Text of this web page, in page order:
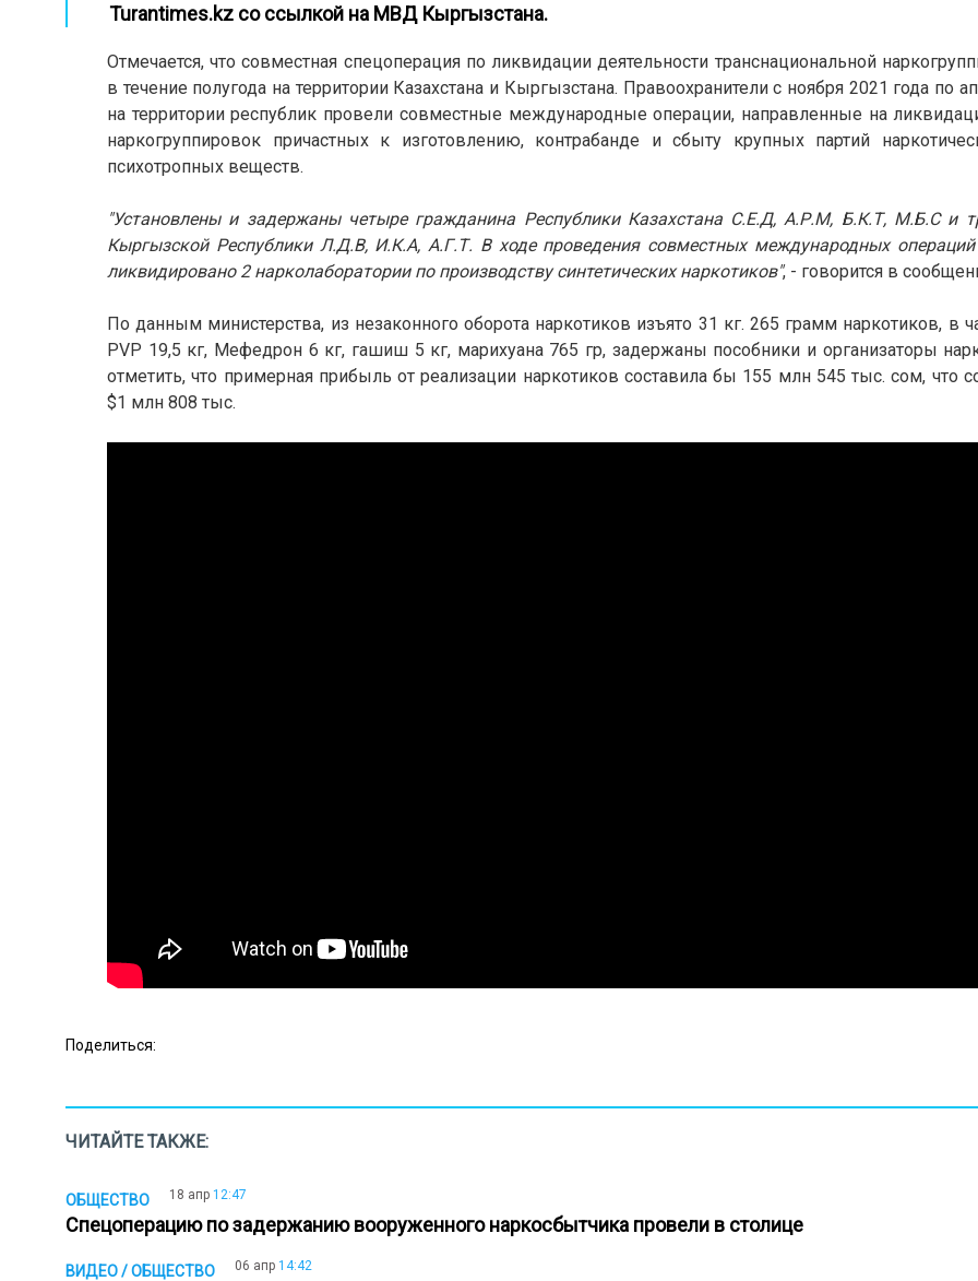
Turantimes.kz со ссылкой на МВД Кыргызстана.
Отмечается, что совместная спецоперация по ликвидации деятельности транснациональной
в течение полугода на территории Казахстана и Кыргызстана. Правоохранители с ноября 2021 года по
на территории республик провели совместные международные операции, направленные на
наркогруппировок причастных к изготовлению, контрабанде и сбыту крупных партий
психотропных веществ.
"Установлены и задержаны четыре гражданина Республики Казахстана С.Е.Д, А.Р.М, Б.К.Т, М.Б.С и
Кыргызской Республики Л.Д.В, И.К.А, А.Г.Т. В ходе проведения совместных международных операций
ликвидировано 2 нарколаборатории по производству синтетических наркотиков", - говорится в
По данным министерства, из незаконного оборота наркотиков изъято 31 кг. 265 грамм наркотиков, в
PVP 19,5 кг, Мефедрон 6 кг, гашиш 5 кг, марихуана 765 гр, задержаны пособники и организаторы
отметить, что примерная прибыль от реализации наркотиков составила бы 155 млн 545 тыс. сом, что
$1 млн 808 тыс.
Поделиться:
ЧИТАЙТЕ ТАКЖЕ:
ОБЩЕСТВО 18 апр 12:47
Спецоперацию по задержанию вооруженного наркосбытчика провели в столице
ВИДЕО / ОБЩЕСТВО 06 апр 14:42